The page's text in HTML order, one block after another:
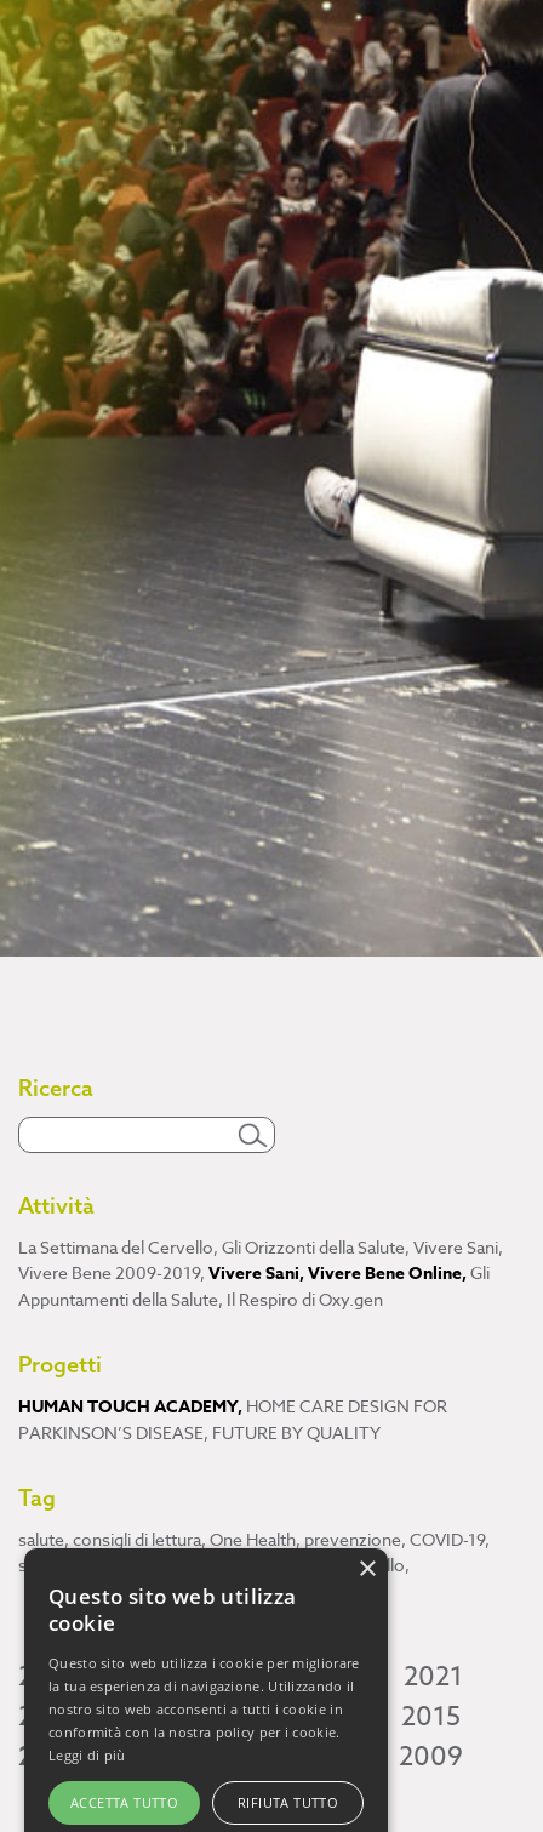
Ricerca
Attività
La Settimana del Cervello, Gli Orizzonti della Salute, Vivere Sani,
Vivere Bene 2009-2019, Vivere Sani, Vivere Bene Online,Gli
Appuntamenti della Salute, Il Respiro di Oxy.gen
Progetti
HUMAN TOUCH ACADEMY, HOME CARE DESIGN FOR
PARKINSON’S DISEASE, FUTURE BY QUALITY
Tag
salute, consigli di lettura, One Health, prevenzione, COVID-19,
scienza
cervello,
2026 2025 2024 2023 2022
2021
2020 2019 2018 2017 2016
2015
2014 2013 2009
×
Questo sito web utilizza
cookie
Questo sito web utilizza i cookie per migliorare
la tua esperienza di navigazione. Utilizzando il
nostro sito web acconsenti a tutti i cookie in
conformità con la nostra policy per i cookie.
Leggi di più
ACCETTA TUTTO RIFIUTA TUTTO